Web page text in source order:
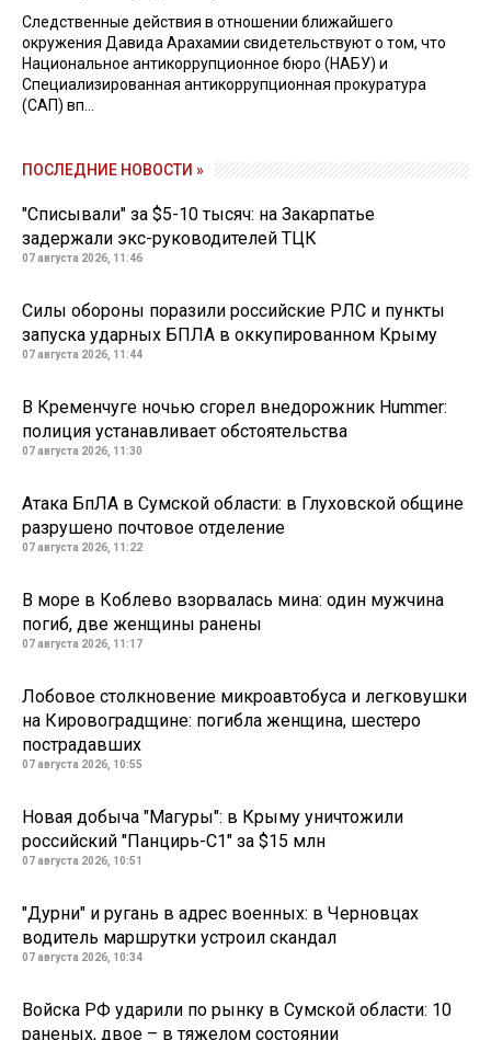
Следственные действия в отношении ближайшего
окружения Давида Арахамии свидетельствуют о том, что
Национальное антикоррупционное бюро (НАБУ) и
Специализированная антикоррупционная прокуратура
(САП) вп...
ПОСЛЕДНИЕ НОВОСТИ »
"Списывали" за $5-10 тысяч: на Закарпатье
задержали экс-руководителей ТЦК
07 августа 2026, 11:46
Силы обороны поразили российские РЛС и пункты
запуска ударных БПЛА в оккупированном Крыму
07 августа 2026, 11:44
В Кременчуге ночью сгорел внедорожник Hummer:
полиция устанавливает обстоятельства
07 августа 2026, 11:30
Атака БпЛА в Сумской области: в Глуховской общине
разрушено почтовое отделение
07 августа 2026, 11:22
В море в Коблево взорвалась мина: один мужчина
погиб, две женщины ранены
07 августа 2026, 11:17
Лобовое столкновение микроавтобуса и легковушки
на Кировоградщине: погибла женщина, шестеро
пострадавших
07 августа 2026, 10:55
Новая добыча "Магуры": в Крыму уничтожили
российский "Панцирь-С1" за $15 млн
07 августа 2026, 10:51
"Дурни" и ругань в адрес военных: в Черновцах
водитель маршрутки устроил скандал
07 августа 2026, 10:34
Войска РФ ударили по рынку в Сумской области: 10
раненых, двое – в тяжелом состоянии